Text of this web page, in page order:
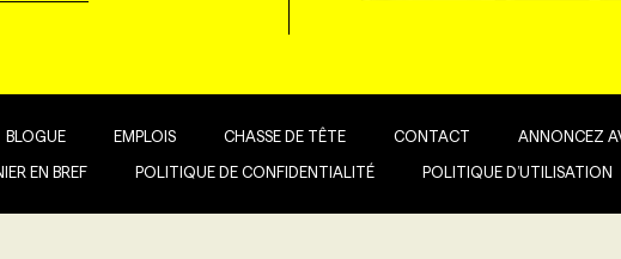
BLOGUE EMPLOIS CHASSE DE TÊTE CONTACT ANNONCEZ
EN BREF POLITIQUE DE CONFIDENTIALITÉ POLITIQUE D’UTILISATION